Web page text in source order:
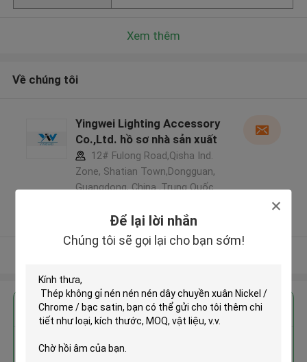
Để lại lời nhắn
Chúng tôi sẽ gọi lại cho bạn sớm!
Xem thêm
Về chúng tôi
Yingwei Lighting Accessory
Co.,Ltd. hồ sơ nhà sản xuất
12# Fulong Road,Qisha Ind.
Zone, Shatian Town,Dongguan,
Guangdong, China ,Trung Quốc
Nhà cung cấp xác nhận
Nhận giá tốt nhất cho
Thép không gỉ nén nén nén dây